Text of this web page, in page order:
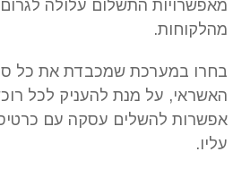
מאפשרויות התשלום עלולה
מהלקוחות.
בחרו במערכת שמכבדת את כל
האשראי, על מנת להעניק לכל
אפשרות להשלים עסקה עם
עליו.